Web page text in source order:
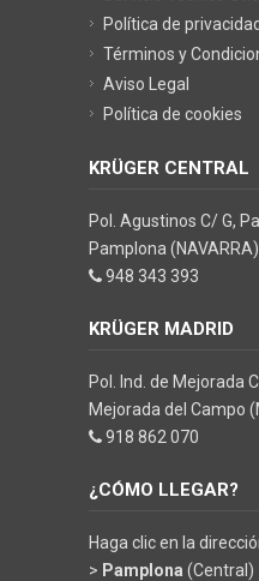
Política de privacidad
Términos y
Aviso Legal
Política de cookies
KRÜGER CENTRAL
Pol. Agustinos C/ G,
Pamplona (NAVARRA)
948 343 393
KRÜGER MADRID
Pol. Ind. de Mejorada
Mejorada del Campo
918 862 070
¿CÓMO LLEGAR?
Haga clic en la
> Pamplona (Central)